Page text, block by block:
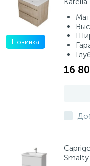
Новинка
16
-
Smalty